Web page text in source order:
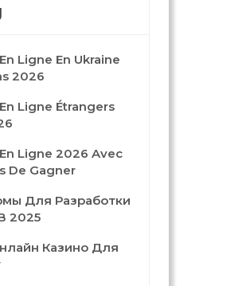
Ligne En Ukraine
2026
Ligne Étrangers
Ligne 2026 Avec
De Gagner
Для Разработки
2025
Казино Для